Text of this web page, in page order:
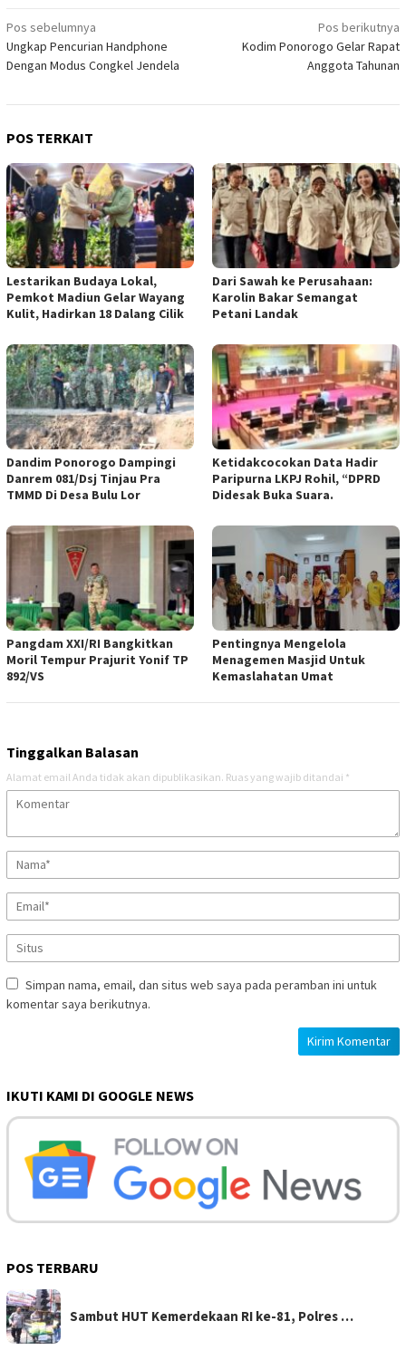
Navigasi
pos
Pos sebelumnya
Ungkap Pencurian Handphone
Dengan Modus Congkel Jendela
Pos berikutnya
Kodim Ponorogo Gelar Rapat
Anggota Tahunan
POS TERKAIT
Lestarikan Budaya Lokal,
Pemkot Madiun Gelar Wayang
Kulit, Hadirkan 18 Dalang Cilik
Dari Sawah ke Perusahaan:
Karolin Bakar Semangat
Petani Landak
Dandim Ponorogo Dampingi
Danrem 081/Dsj Tinjau Pra
TMMD Di Desa Bulu Lor
Ketidakcocokan Data Hadir
Paripurna LKPJ Rohil, “DPRD
Didesak Buka Suara.
Pangdam XXI/RI Bangkitkan
Moril Tempur Prajurit Yonif TP
892/VS
Pentingnya Mengelola
Menagemen Masjid Untuk
Kemaslahatan Umat
Tinggalkan Balasan
Alamat email Anda tidak akan dipublikasikan. Ruas yang wajib ditandai *
Simpan nama, email, dan situs web saya pada peramban ini untuk
komentar saya berikutnya.
IKUTI KAMI DI GOOGLE NEWS
POS TERBARU
Sambut HUT Kemerdekaan RI ke-81, Polres …